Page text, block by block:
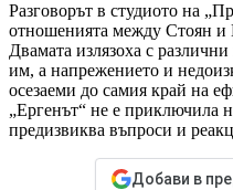
Разговорът в студиото на
отношенията между Стоян и
Двамата излязоха с
им, а напрежението и
осезаеми до самия край на
„Ергенът“ не е приключила
предизвиква въпроси и
Добави в